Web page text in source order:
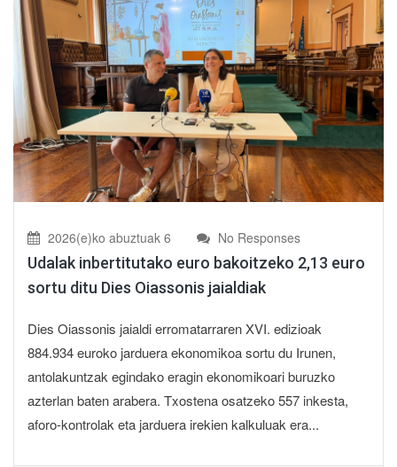
2026(e)ko abuztuak 6 No Responses
Udalak inbertitutako euro bakoitzeko 2,13 euro
sortu ditu Dies Oiassonis jaialdiak
Dies Oiassonis jaialdi erromatarraren XVI. edizioak
884.934 euroko jarduera ekonomikoa sortu du Irunen,
antolakuntzak egindako eragin ekonomikoari buruzko
azterlan baten arabera. Txostena osatzeko 557 inkesta,
aforo-kontrolak eta jarduera irekien kalkuluak era...